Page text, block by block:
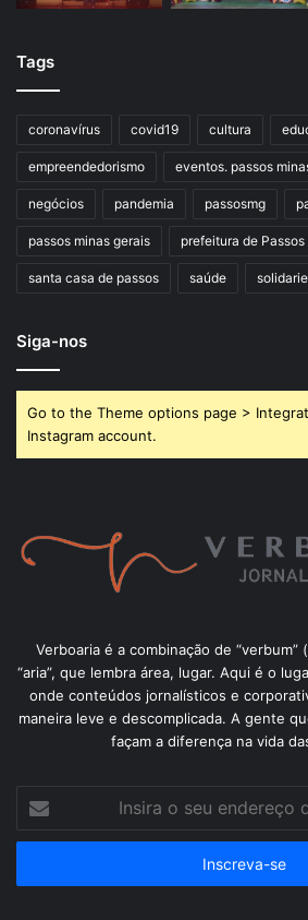
Tags
coronavírus covid19 cultura
empreendedorismo eventos. passos
negócios pandemia passosmg
passos minas gerais prefeitura de Passos
santa casa de passos saúde
Siga-nos
Go to the Theme options page >
Instagram account.
Verboaria é a combinação de “verbum”
“aria”, que lembra área, lugar. Aqui é o
onde conteúdos jornalísticos e
maneira leve e descomplicada. A gente
façam a diferença na vida
Insira
seu
de